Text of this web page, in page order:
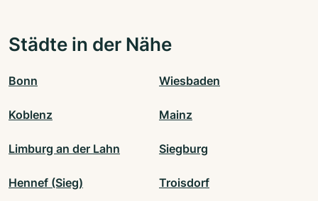
Städte in der Nähe
Bonn Wiesbaden
Koblenz Mainz
Limburg an der Lahn Siegburg
Hennef (Sieg) Troisdorf